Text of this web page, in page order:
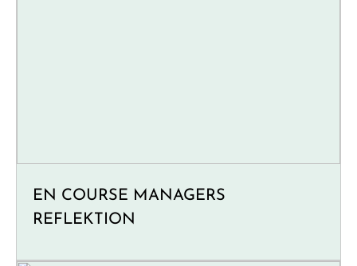
EN COURSE MANAGERS
REFLEKTION